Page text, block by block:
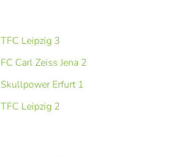
TFC Leipzig 3
FC Carl Zeiss Jena 2
Skullpower Erfurt 1
TFC Leipzig 2